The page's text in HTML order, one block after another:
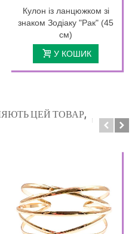
Кулон із ланцюжком зі
знаком Зодіаку "Рак" (45
см)
У КОШИК
ЦЕЙ ТОВАР,